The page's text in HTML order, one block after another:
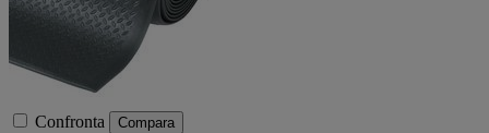
Confronta Compara